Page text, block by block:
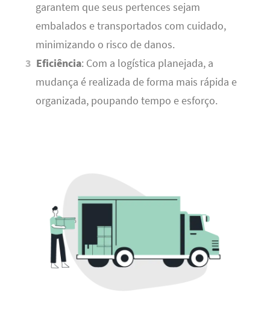
garantem que seus pertences sejam
embalados e transportados com cuidado,
minimizando o risco de danos.
Eficiência: Com a logística planejada, a
mudança é realizada de forma mais rápida e
organizada, poupando tempo e esforço.